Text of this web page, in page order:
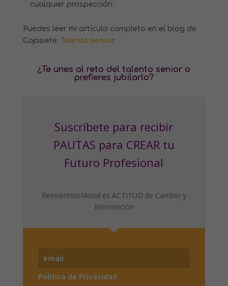
cualquier prospección.
Puedes leer mi artículo completo en el blog de
Cajasiete: Talento senior.
¿Te unes al reto del talento senior o
prefieres jubilarlo?
Suscríbete para recibir
PAUTAS para CREAR tu
Futuro Profesional
ReinventionMood es ACTITUD de Cambio y
Reinvención
Política de Privacidad